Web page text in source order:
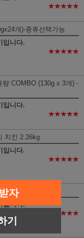
★★★★★
개)-종류선택가능
입니다.
★★★★★
COMBO (130g x 3개) -
입니다.
★★★★★
치킨 2.26kg
입니다.
★★★★★
개)-종류선택가능
입니다.
★★★★★
자
기